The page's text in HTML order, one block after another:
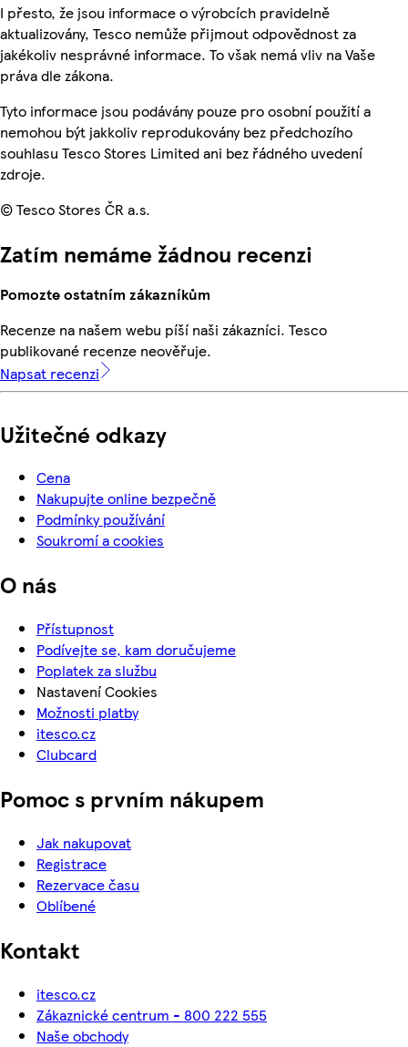
I přesto, že jsou informace o výrobcích pravidelně
aktualizovány, Tesco nemůže přijmout odpovědnost za
jakékoliv nesprávné informace. To však nemá vliv na Vaše
práva dle zákona.
Tyto informace jsou podávány pouze pro osobní použití a
nemohou být jakkoliv reprodukovány bez předchozího
souhlasu Tesco Stores Limited ani bez řádného uvedení
zdroje.
© Tesco Stores ČR a.s.
Zatím nemáme žádnou recenzi
Pomozte ostatním zákazníkům
Recenze na našem webu píší naši zákazníci. Tesco
publikované recenze neověřuje.
Napsat recenzi
Užitečné odkazy
Cena
Nakupujte online bezpečně
Podmínky používání
Soukromí a cookies
O nás
Přístupnost
Podívejte se, kam doručujeme
Poplatek za službu
Nastavení Cookies
Možnosti platby
itesco.cz
Clubcard
Pomoc s prvním nákupem
Jak nakupovat
Registrace
Rezervace času
Oblíbené
Kontakt
itesco.cz
Zákaznické centrum - 800 222 555
Naše obchody